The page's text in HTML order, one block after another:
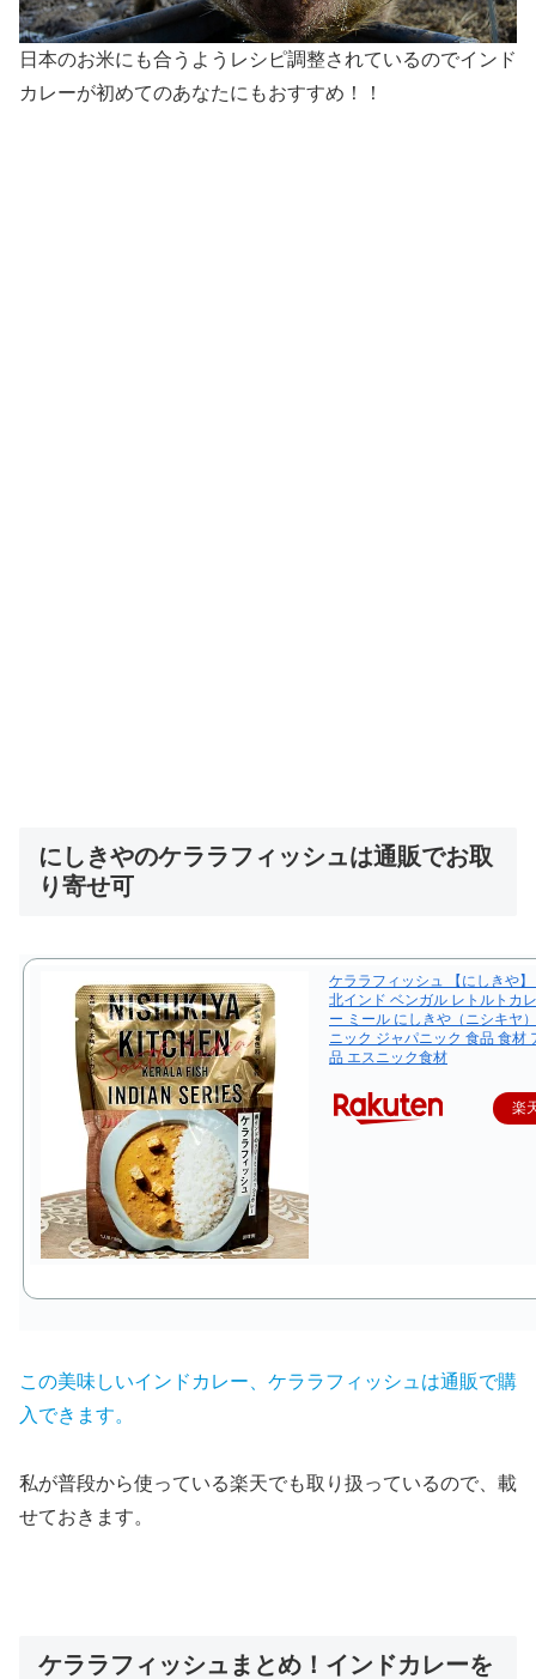
日本のお米にも合うようレシピ調整されているのでインド
カレーが初めてのあなたにもおすすめ！！
にしきやのケララフィッシュは通販でお取
り寄せ可
ケララフィッシュ 【にしきや
北インド ベンガル レトルトカ
ー ミール にしきや（ニシキヤ
ニック ジャパニック 食品 食材
品 エスニック食材
楽
この美味しいインドカレー、ケララフィッシュは通販で購
入できます。
私が普段から使っている楽天でも取り扱っているので、載
せておきます。
ケララフィッシュまとめ！インドカレーを